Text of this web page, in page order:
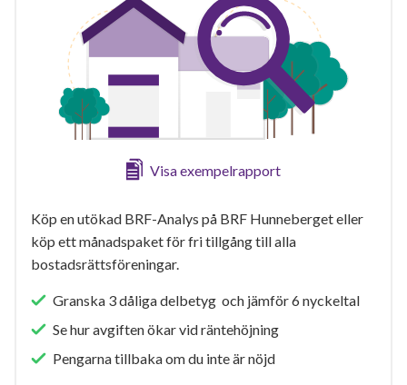
Visa exempelrapport
Köp en utökad BRF-Analys på BRF Hunneberget eller
köp ett månadspaket för fri tillgång till alla
bostadsrättsföreningar.
Granska 3 dåliga delbetyg och jämför 6 nyckeltal
Se hur avgiften ökar vid räntehöjning
Pengarna tillbaka om du inte är nöjd